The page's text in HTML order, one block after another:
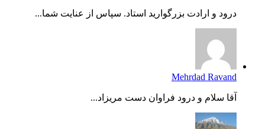
درود و ارادت بزرگوارید استاد. سپاس از عنایت شما...
Mehrdad Ravand
آقا سلام و درود فراوان دست مریزاد...